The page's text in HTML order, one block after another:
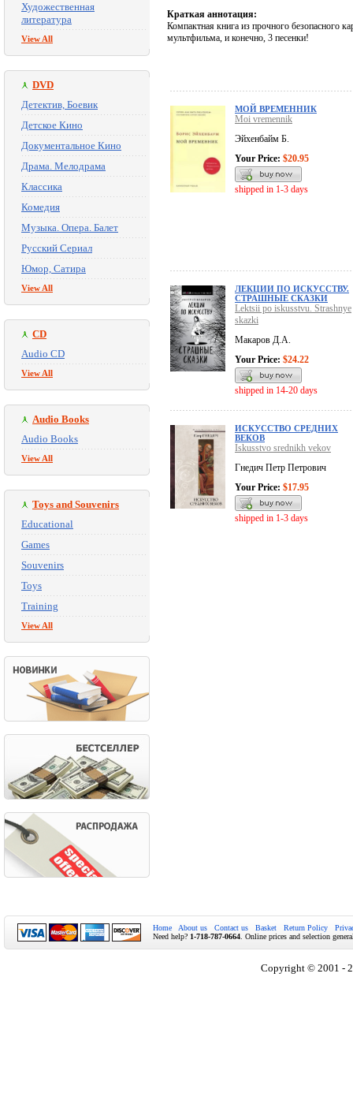
Художественная
литература
View All
DVD
Детектив, Боевик
Детское Кино
Документальное Кино
Драма. Мелодрама
Классика
Комедия
Музыка. Опера. Балет
Русский Сериал
Юмор, Сатира
View All
CD
Audio CD
View All
Audio Books
Audio Books
View All
Toys and Souvenirs
Educational
Games
Souvenirs
Toys
Training
View All
Краткая аннотация:
Компактная книга из прочного безопасного
мультфильма, и конечно, 3 песенки!
МОЙ ВРЕМЕННИК
Moi vremennik
Эйхенбайм Б.
Your Price: $20.95
shipped in 1-3 days
ЛЕКЦИИ ПО ИСКУССТВУ.
СТРАШНЫЕ СКАЗКИ
Lektsii po iskusstvu. Strashnye
skazki
Макаров Д.А.
Your Price: $24.22
shipped in 14-20 days
ИСКУССТВО СРЕДНИХ
ВЕКОВ
Iskusstvo srednikh vekov
Гнедич Петр Петрович
Your Price: $17.95
shipped in 1-3 days
Home About us Contact us Basket Return Policy
Need help? 1-718-787-0664 . Online prices and selection
Copyright © 2001 -